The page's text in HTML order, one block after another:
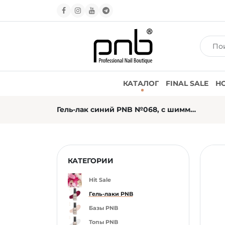
КАТАЛОГ FINAL SALE
Гель-лак синий PNB №068, с шиммером (8 мл)
КАТЕГОРИИ
Hit Sale
Гель-лаки PNB
Базы PNB
Топы PNB